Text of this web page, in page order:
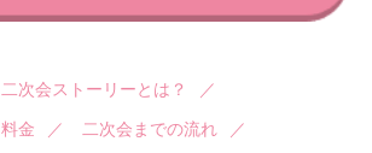
二次会ストーリーとは？ ／
料金 ／ 二次会までの流れ ／